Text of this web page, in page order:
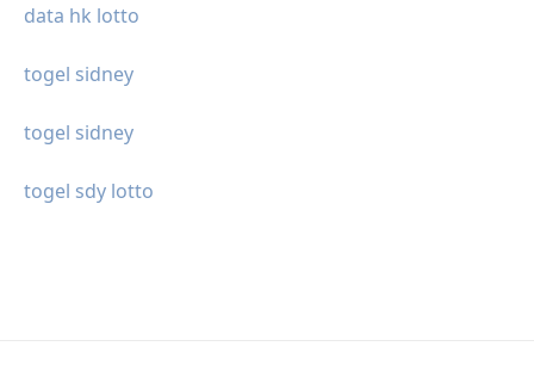
data hk lotto
togel sidney
togel sidney
togel sdy lotto